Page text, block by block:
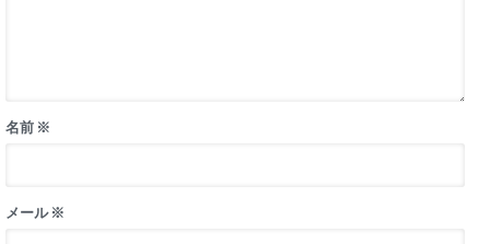
名前 ※
メール※